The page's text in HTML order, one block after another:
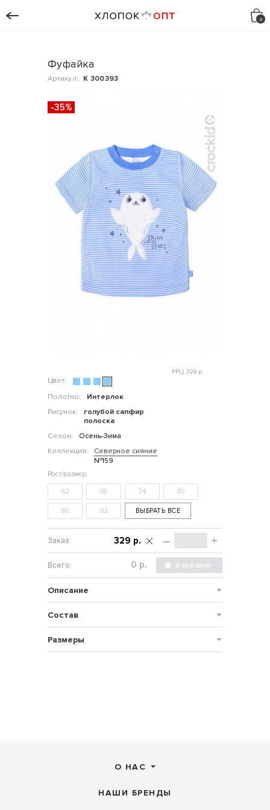
Фуфайка
Артикул: К 300393
-35%
Цвет:
Полотно:
Интерлок
Рисунок:
голубой сапфир
полоска
Сезон:
Осень-Зима
Коллекция:
Северное сияние
№159
РРЦ: 329 р.
62 68 74 80
86 92 ВЫБРАТЬ ВСЕ
– +
329 р.
р.
Описание
Состав
Размеры
О НАС
НАШИ БРЕНДЫ